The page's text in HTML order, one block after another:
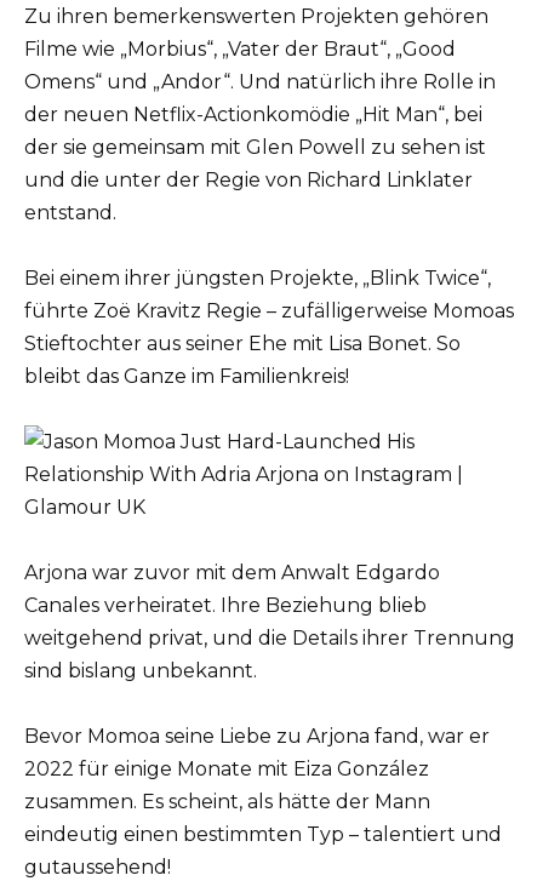
Zu ihren bemerkenswerten Projekten gehören
Filme wie „Morbius“, „Vater der Braut“, „Good
Omens“ und „Andor“. Und natürlich ihre Rolle in
der neuen Netflix-Actionkomödie „Hit Man“, bei
der sie gemeinsam mit Glen Powell zu sehen ist
und die unter der Regie von Richard Linklater
entstand.
Bei einem ihrer jüngsten Projekte, „Blink Twice“,
führte Zoë Kravitz Regie – zufälligerweise Momoas
Stieftochter aus seiner Ehe mit Lisa Bonet. So
bleibt das Ganze im Familienkreis!
Arjona war zuvor mit dem Anwalt Edgardo
Canales verheiratet. Ihre Beziehung blieb
weitgehend privat, und die Details ihrer Trennung
sind bislang unbekannt.
Bevor Momoa seine Liebe zu Arjona fand, war er
2022 für einige Monate mit Eiza González
zusammen. Es scheint, als hätte der Mann
eindeutig einen bestimmten Typ – talentiert und
gutaussehend!